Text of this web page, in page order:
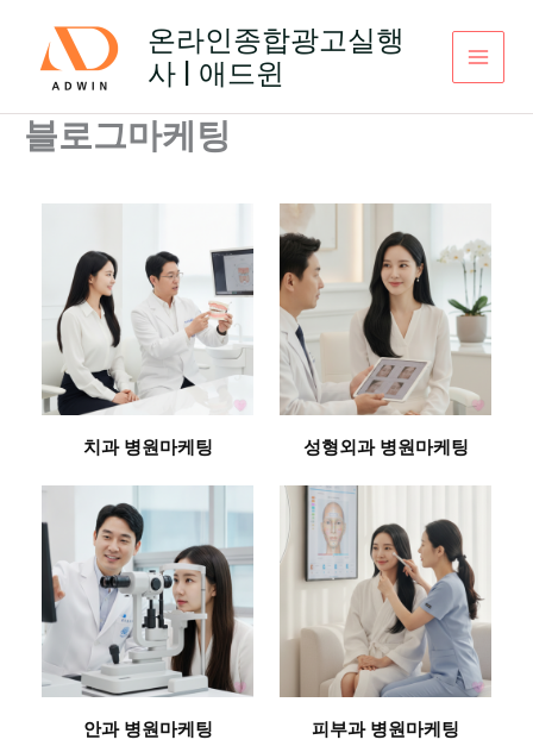
건
온라인종합광고실행
사 | 애드윈
블로그마케팅
치과 병원마케팅 성형외과 병원마케팅
안과 병원마케팅 피부과 병원마케팅